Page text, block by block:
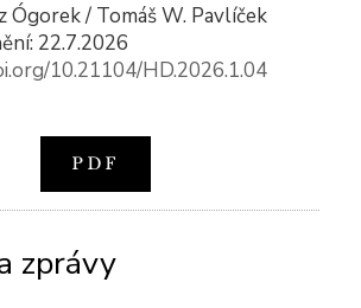
/ Tomáš W. Pavlíček
22.7.2026
10.21104/HD.2026.1.04
PDF
zprávy